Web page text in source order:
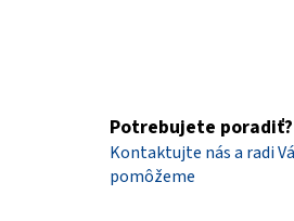
Potrebujete poradiť?
Kontaktujte nás a radi
pomôžeme